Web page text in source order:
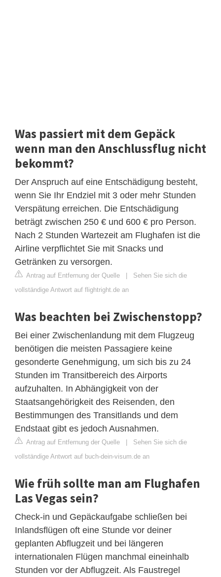
Was passiert mit dem Gepäck
wenn man den Anschlussflug nicht
bekommt?
Der Anspruch auf eine Entschädigung besteht,
wenn Sie Ihr Endziel mit 3 oder mehr Stunden
Verspätung erreichen. Die Entschädigung
beträgt zwischen 250 € und 600 € pro Person.
Nach 2 Stunden Wartezeit am Flughafen ist die
Airline verpflichtet Sie mit Snacks und
Getränken zu versorgen.
Antrag auf Entfernung der Quelle | Sehen Sie sich die
vollständige Antwort auf flightright.de an
Was beachten bei Zwischenstopp?
Bei einer Zwischenlandung mit dem Flugzeug
benötigen die meisten Passagiere keine
gesonderte Genehmigung, um sich bis zu 24
Stunden im Transitbereich des Airports
aufzuhalten. In Abhängigkeit von der
Staatsangehörigkeit des Reisenden, den
Bestimmungen des Transitlands und dem
Endstaat gibt es jedoch Ausnahmen.
Antrag auf Entfernung der Quelle | Sehen Sie sich die
vollständige Antwort auf buch-dein-visum.de an
Wie früh sollte man am Flughafen
Las Vegas sein?
Check-in und Gepäckaufgabe schließen bei
Inlandsflügen oft eine Stunde vor deiner
geplanten Abflugzeit und bei längeren
internationalen Flügen manchmal eineinhalb
Stunden vor der Abflugzeit. Als Faustregel